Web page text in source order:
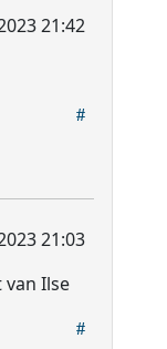
21:42
21:03
Ilse